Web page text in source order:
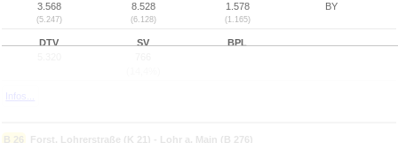
3.568
(5.247)
8.528
(6.128)
1.578
(1.165)
BY
DTV
SV
BPL
Infos...
B 26 Forst, Lohrerstraße (K 21) - Lohr a. Main (B 276)